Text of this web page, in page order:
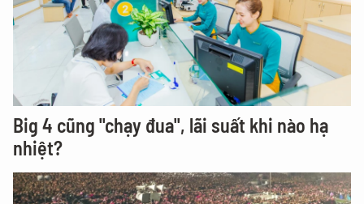
Big 4 cũng "chạy đua", lãi suất khi nào hạ
nhiệt?